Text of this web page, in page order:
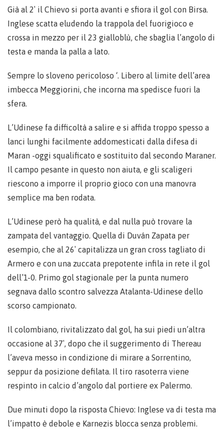
Già al 2′ il Chievo si porta avanti e sfiora il gol con Birsa.
Inglese scatta eludendo la trappola del fuorigioco e
crossa in mezzo per il 23 gialloblù, che sbaglia l’angolo di
testa e manda la palla a lato.
Sempre lo sloveno pericoloso ‘. Libero al limite dell’area
imbecca Meggiorini, che incorna ma spedisce fuori la
sfera.
L’Udinese fa difficoltà a salire e si affida troppo spesso a
lanci lunghi facilmente addomesticati dalla difesa di
Maran -oggi squalificato e sostituito dal secondo Maraner.
Il campo pesante in questo non aiuta, e gli scaligeri
riescono a imporre il proprio gioco con una manovra
semplice ma ben rodata.
L’Udinese però ha qualità, e dal nulla può trovare la
zampata del vantaggio. Quella di Duván Zapata per
esempio, che al 26′ capitalizza un gran cross tagliato di
Armero e con una zuccata prepotente infila in rete il gol
dell’1-0. Primo gol stagionale per la punta numero
segnava dallo scontro salvezza Atalanta-Udinese dello
scorso campionato.
Il colombiano, rivitalizzato dal gol, ha sui piedi un’altra
occasione al 37′, dopo che il suggerimento di Thereau
l’aveva messo in condizione di mirare a Sorrentino,
seppur da posizione defilata. Il tiro rasoterra viene
respinto in calcio d’angolo dal portiere ex Palermo.
Due minuti dopo la risposta Chievo: Inglese va di testa ma
l’impatto è debole e Karnezis blocca senza problemi.